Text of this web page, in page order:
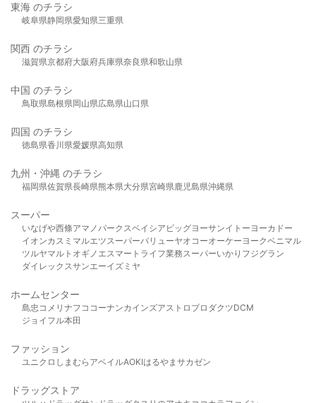
東海 のチラシ
岐阜県静岡県愛知県三重県
関西 のチラシ
滋賀県京都府大阪府兵庫県奈良県和歌山県
中国 のチラシ
鳥取県島根県岡山県広島県山口県
四国 のチラシ
徳島県香川県愛媛県高知県
九州・沖縄 のチラシ
福岡県佐賀県長崎県熊本県大分県宮崎県鹿児島県沖縄県
スーパー
いなげや西條アマノパークスベイシア ビッグヨーサンイトーヨーカドー
イオンカスミ マルエツスーパーバリューヤオコーオーケー ヨークベニマル
ツルヤマルト オギノ エスマート ライフ業務スーパーいかり フジグラン
ダイレックスサンエーイズミヤ
ホームセンター
島忠 コメリ ナフコ コーナンカインズアストロプロダクツDCM
ジョイフル本田
ファッション
ユニクロ しまむら アベイルAOKIはるやま サカゼン
ドラッグストア